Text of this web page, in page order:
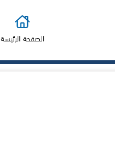
الصفحة الرئيسة